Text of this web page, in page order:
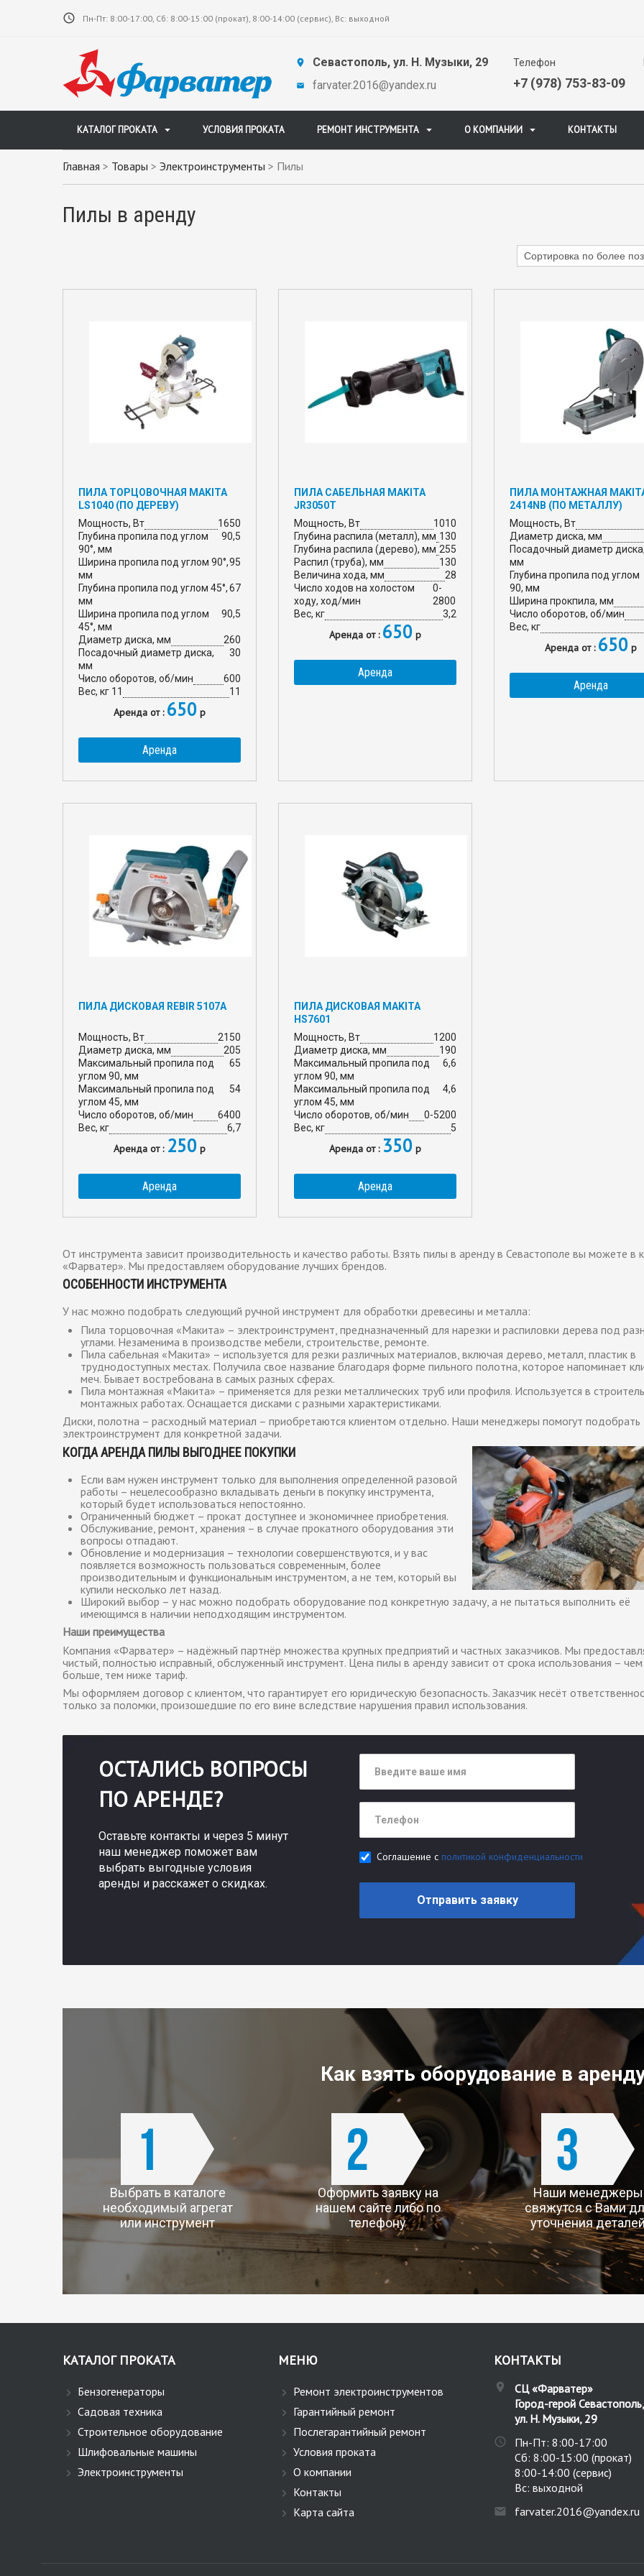
Пн-Пт: 8:00-17:00, Сб: 8:00-15:00 (прокат), 8:00-14:00 (сервис), Вс: выходной
Севастополь, ул. Н. Музыки, 29
farvater.2016@yandex.ru
Телефон
+7 (978) 753-83-09
КАТАЛОГ ПРОКАТА УСЛОВИЯ ПРОКАТА РЕМОНТ ИНСТРУМЕНТА О КОМПАНИИ КОНТАКТЫ
Главная > Товары > Электроинструменты > Пилы
Пилы в аренду
ПИЛА ТОРЦОВОЧНАЯ MAKITA
LS1040 (ПО ДЕРЕВУ)
Мощность, Вт
1650
Глубина пропила под углом
90°, мм
90,5
Ширина пропила под углом 90°,
мм
95
Глубина пропила под углом 45°,
мм
67
Ширина пропила под углом
45°, мм
90,5
Диаметр диска, мм
260
Посадочный диаметр диска,
мм
30
Число оборотов, об/мин
600
Вес, кг 11
11
Аренда от : 650 р
Аренда
ПИЛА САБЕЛЬНАЯ MAKITA
JR3050T
Мощность, Вт
1010
Глубина распила (металл), мм 130
Глубина распила (дерево), мм 255
Распил (труба), мм
130
Величина хода, мм
28
Число ходов на холостом
ходу, ход/мин
0-
2800
Вес, кг
3,2
Аренда от : 650 р
Аренда
ПИЛА МОНТАЖНАЯ
2414NB (ПО МЕТАЛЛУ)
Мощность, Вт
Диаметр диска, мм
Посадочный диаметр диска,
мм
Глубина пропила под углом
90, мм
Ширина прокпила, мм
Число оборотов, об/мин
Вес, кг
Аренда от : 650 р
Аренда
ПИЛА ДИСКОВАЯ REBIR 5107A
Мощность, Вт
2150
Диаметр диска, мм
205
Максимальный пропила под
углом 90, мм
65
Максимальный пропила под
углом 45, мм
54
Число оборотов, об/мин
6400
Вес, кг
6,7
Аренда от : 250 р
Аренда
ПИЛА ДИСКОВАЯ MAKITA
HS7601
Мощность, Вт
1200
Диаметр диска, мм
190
Максимальный пропила под
углом 90, мм
6,6
Максимальный пропила под
углом 45, мм
4,6
Число оборотов, об/мин
0-5200
Вес, кг
5
Аренда от : 350 р
Аренда
От инструмента зависит производительность и качество работы. Взять пилы в аренду в Севастополе вы можете в
«Фарватер». Мы предоставляем оборудование лучших брендов.
ОСОБЕННОСТИ ИНСТРУМЕНТА
У нас можно подобрать следующий ручной инструмент для обработки древесины и металла:
Пила торцовочная «Макита» – электроинструмент, предназначенный для нарезки и распиловки дерева под
углами. Незаменима в производстве мебели, строительстве, ремонте.
Пила сабельная «Макита» – используется для резки различных материалов, включая дерево, металл, пластик в
труднодоступных местах. Получила свое название благодаря форме пильного полотна, которое напоминает
меч. Бывает востребована в самых разных сферах.
Пила монтажная «Макита» – применяется для резки металлических труб или профиля. Используется в
монтажных работах. Оснащается дисками с разными характеристиками.
Диски, полотна – расходный материал – приобретаются клиентом отдельно. Наши менеджеры помогут подобрать
электроинструмент для конкретной задачи.
КОГДА АРЕНДА ПИЛЫ ВЫГОДНЕЕ ПОКУПКИ
Если вам нужен инструмент только для выполнения определенной разовой
работы – нецелесообразно вкладывать деньги в покупку инструмента,
который будет использоваться непостоянно.
Ограниченный бюджет – прокат доступнее и экономичнее приобретения.
Обслуживание, ремонт, хранения – в случае прокатного оборудования эти
вопросы отпадают.
Обновление и модернизация – технологии совершенствуются, и у вас
появляется возможность пользоваться современным, более
производительным и функциональным инструментом, а не тем, который вы
купили несколько лет назад.
Широкий выбор – у нас можно подобрать оборудование под конкретную задачу, а не пытаться выполнить её
имеющимся в наличии неподходящим инструментом.
Наши преимущества
Компания «Фарватер» – надёжный партнёр множества крупных предприятий и частных заказчиков. Мы
чистый, полностью исправный, обслуженный инструмент. Цена пилы в аренду зависит от срока использования –
больше, тем ниже тариф.
Мы оформляем договор с клиентом, что гарантирует его юридическую безопасность. Заказчик несёт
только за поломки, произошедшие по его вине вследствие нарушения правил использования.
ОСТАЛИСЬ ВОПРОСЫ
ПО АРЕНДЕ?
Оставьте контакты и через 5 минут
наш менеджер поможет вам
выбрать выгодные условия
аренды и расскажет о скидках.
Соглашение с политикой конфиденциальности
Как взять оборудование в
Выбрать в каталоге
необходимый агрегат
или инструмент
Оформить заявку на
нашем сайте либо по
телефону
Наши менеджеры
свяжутся с Вами
уточнения
КАТАЛОГ ПРОКАТА
Бензогенераторы
Садовая техника
Строительное оборудование
Шлифовальные машины
Электроинструменты
МЕНЮ
Ремонт электроинструментов
Гарантийный ремонт
Послегарантийный ремонт
Условия проката
О компании
Контакты
Карта сайта
КОНТАКТЫ
СЦ «Фарватер»
Город-герой Севастополь,
ул. Н. Музыки, 29
Пн-Пт: 8:00-17:00
Сб: 8:00-15:00 (прокат)
8:00-14:00 (сервис)
Вс: выходной
farvater.2016@yandex.ru